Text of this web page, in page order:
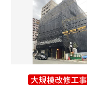
大規模改修工事